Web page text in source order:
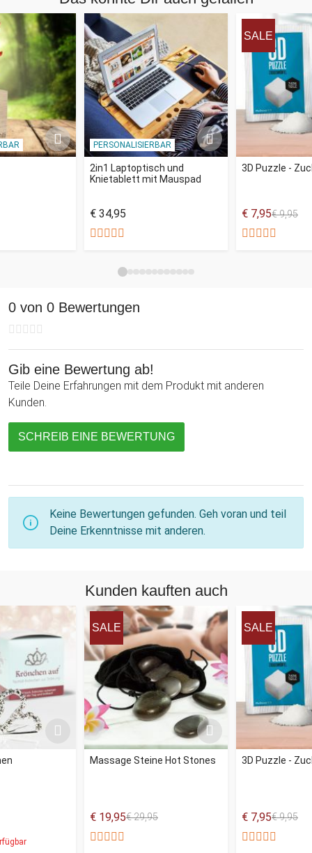
PERSONALISIERBAR
2in1 Laptoptisch und
Knietablett mit Mauspad
€ 34,95
SALE
3D Puzzle -
€ 7,95€ 9,95
0 von 0 Bewertungen
Gib eine Bewertung ab!
Teile Deine Erfahrungen mit dem Produkt mit anderen
Kunden.
SCHREIB EINE BEWERTUNG
Keine Bewertungen gefunden. Geh voran und teil
Deine Erkenntnisse mit anderen.
Kunden kauften auch
SALE
Massage Steine Hot Stones
€ 19,95€ 29,95
SALE
3D Puzzle -
€ 7,95€ 9,95